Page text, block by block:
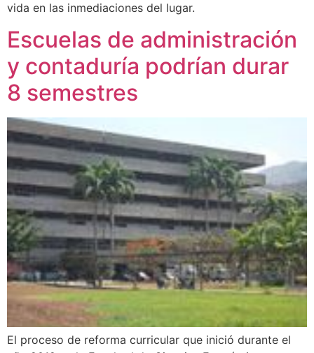
vida en las inmediaciones del lugar.
Escuelas de administración
y contaduría podrían durar
8 semestres
El proceso de reforma curricular que inició durante el